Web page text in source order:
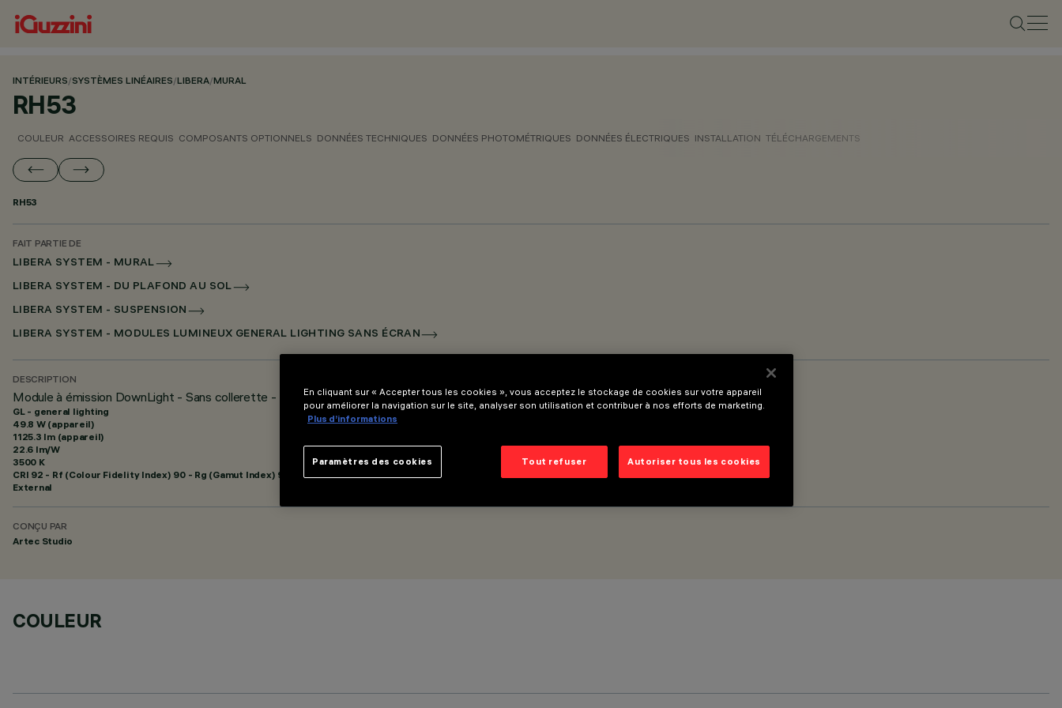
INTÉRIEURS/SYSTÈMES LINÉAIRES/LIBERA/MURAL
RH53
COULEUR ACCESSOIRES REQUIS COMPOSANTS OPTIONNELS DONNÉES TECHNIQUES DONNÉES PHOTOMÉTRIQUES DONNÉES ÉLECTRIQUES INSTALLATION TÉLÉCHARGEMENTS
RH53
FAIT PARTIE DE
LIBERA SYSTEM - MURAL
LIBERA SYSTEM - DU PLAFOND AU SOL
LIBERA SYSTEM - SUSPENSION
LIBERA SYSTEM - MODULES LUMINEUX GENERAL LIGHTING SANS ÉCRAN
DESCRIPTION
Module à émission DownLight - Sans collerette - L= 2736 - 48Vdc (PWM) - Éclairage général - Sans écran - Warm White
GL - general lighting
49.8 W (appareil)
1125.3 lm (appareil)
22.6 lm/W
3500 K
CRI 92 - Rf (Colour Fidelity Index) 90 - Rg (Gamut Index) 99
External
CONÇU PAR
Artec Studio
COULEUR
En cliquant sur « Accepter tous les cookies », vous acceptez le stockage de cookies sur votre appareil
pour améliorer la navigation sur le site, analyser son utilisation et contribuer à nos efforts de marketing.
Plus d’informations
Tout refuser Autoriser tous les cookies
Paramètres des cookies